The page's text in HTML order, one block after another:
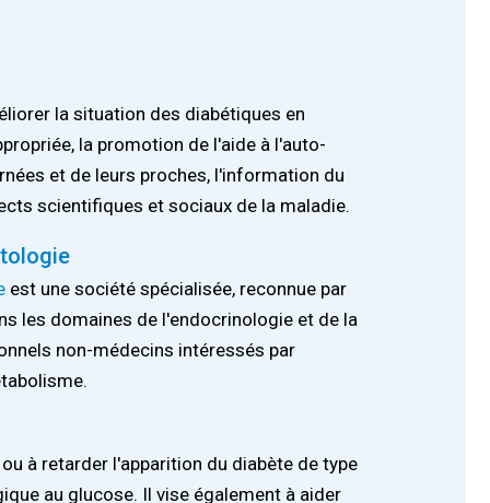
la situation des diabétiques en
la promotion de l'aide à l'auto-
et de leurs proches, l'information du
scientifiques et sociaux de la maladie.
est une société spécialisée, reconnue par
les domaines de l'endocrinologie et de la
non-médecins intéressés par
à retarder l'apparition du diabète de type
au glucose. Il vise également à aider